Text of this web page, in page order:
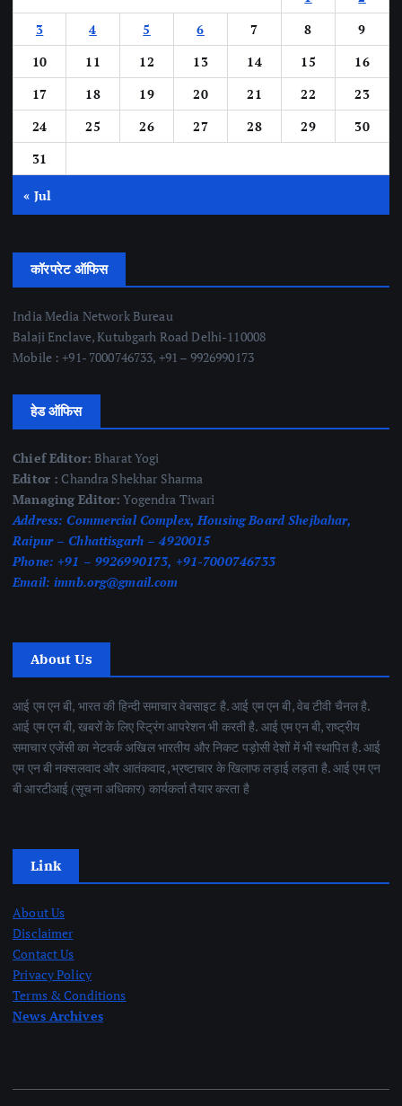
3
4 5 6 7 8
9
10
11 12 13 14 15
16
17
18 19 20 21 22
23
24
25 26 27 28 29
30
31
« Jul
कॉरपरेट ऑफिस
India Media Network Bureau
Balaji Enclave, Kutubgarh Road Delhi-110008
Mobile : +91- 7000746733, +91 – 9926990173
हेड ऑफिस
Chief Editor: Bharat Yogi
Editor : Chandra Shekhar Sharma
Managing Editor: Yogendra Tiwari
Address: Commercial Complex, Housing Board Shejbahar,
Raipur – Chhattisgarh – 4920015
Phone: +91 – 9926990173, +91-7000746733
Email: imnb.org@gmail.com
About Us
आई एम एन बी, भारत की हिन्दी समाचार वेबसाइट है. आई एम एन बी, वेब टीवी चैनल है.
आई एम एन बी, खबरों के लिए स्ट्रिंग आपरेशन भी करती है. आई एम एन बी, राष्ट्रीय
समाचार एजेंसी का नेटवर्क अखिल भारतीय और निकट पड़ोसी देशों में भी स्थापित है. आई
एम एन बी नक्सलवाद और आतंकवाद ,भ्रष्टाचार के खिलाफ लड़ाई लड़ता है. आई एम एन
बी आरटीआई (सूचना अधिकार) कार्यकर्ता तैयार करता है
Link
About Us
Disclaimer
Contact Us
Privacy Policy
Terms & Conditions
News Archives